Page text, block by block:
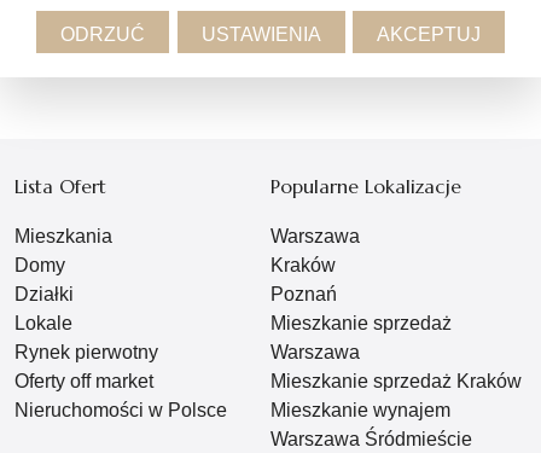
Przełącz wpis
Lista Ofert
Mieszkania
Domy
Działki
Lokale
Rynek pierwotny
Oferty off market
Nieruchomości w Polsce
Popularne Lokalizacje
Warszawa
Kraków
Poznań
Mieszkanie sprzedaż
Warszawa
Mieszkanie sprzedaż Kraków
Mieszkanie wynajem
Warszawa Śródmieście
ODRZUĆ USTAWIENIA AKCEPTUJ